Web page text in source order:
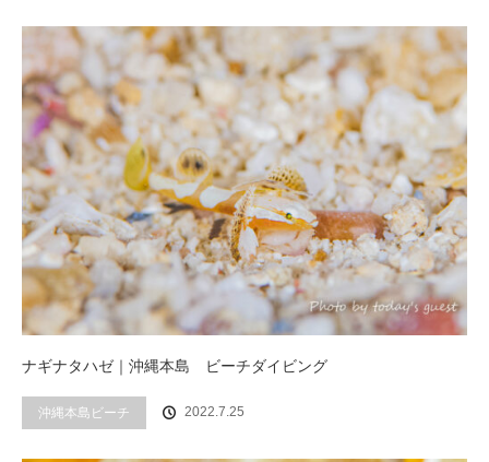
ナギナタハゼ｜沖縄本島 ビーチダイビング
沖縄本島ビーチ 2022.7.25